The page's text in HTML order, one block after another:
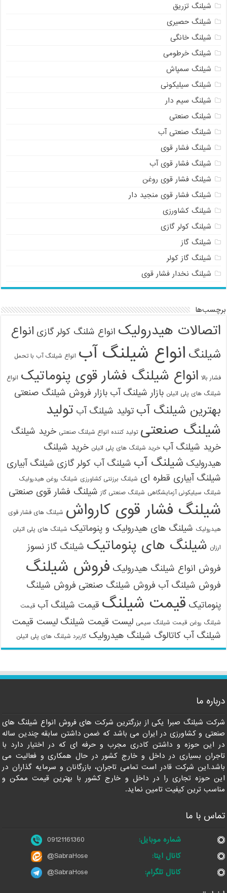
شیلنگ تزریق
شیلنگ حصیری
شیلنگ خانگی
شیلنگ خرطومی
شیلنگ سمپاش
شیلنگ سیلیکونی
شیلنگ سیم دار
شیلنگ صنعتی
شیلنگ صنعتی آب
شیلنگ فشار قوی
شیلنگ فشار قوی آب
شیلنگ فشار قوی روغن
شیلنگ فشار قوی منجید دار
شیلنگ کشاورزی
شیلنگ کولر گازی
شیلنگ گاز
شیلنگ گاز کولر
شیلنگ نخدار فشار قوی
برچسب‌ها
اتصالات هیدرولیک انواع شلنگ کولر گازی انواع
شیلنگ انواع شیلنگ آب انواع شیلنگ آب با تحمل
فشار بالا انواع شیلنگ فشار قوی پنوماتیک انواع
شیلنگ های پلی اتیلن بازار شیلنگ آب بازار فروش شیلنگ صنعتی
بهترین شیلنگ آب تولید شیلنگ آب تولید
شیلنگ صنعتی تولید کننده انواع شیلنگ صنعتی خرید شیلنگ
خرید شیلنگ آب خرید شیلنگ های پلی اتیلن خرید شیلنگ
هیدرولیک شیلنگ آب شیلنگ آب کولر گازی شیلنگ آبیاری
شیلنگ آبیاری قطره ای شیلنگ برزنتی کشاورزی شیلنگ روغن هیدرولیک
شیلنگ سیلیکونی آزمایشگاهی شیلنگ صنعتی گاز شیلنگ فشار قوی صنعتی
شیلنگ فشار قوی کارواش شیلنگ های فشار قوی
هیدرولیک شیلنگ های هیدرولیک و پنوماتیک شیلنگ های پلی اتیلن
ارزان شیلنگ های پنوماتیک شیلنگ گاز نسوز
فروش انواع شیلنگ هیدرولیک فروش شیلنگ
فروش شیلنگ آب فروش شیلنگ صنعتی فروش شیلنگ
پنوماتیک قیمت شیلنگ قیمت شیلنگ آب قیمت
شیلنگ روغن قیمت شیلنگ سیمی لیست قیمت شیلنگ لیست قیمت
شیلنگ آب کاتالوگ شیلنگ هیدرولیک کاربرد شیلنگ های پلی اتیلن
درباره ما
شرکت شیلنگ صبرا یکی از بزرگترین شرکت های فروش انواع شیلنگ های
صنعتی و کشاورزی در ایران می باشد که ضمن داشتن سابقه چندین ساله
در این حوزه و داشتن کادری مجرب و حرفه ای که در اختیار دارد با
تاجران بسیاری در داخل و خارج کشور در حال همکاری و فعالیت می
باشد.این شرکت قادر است تمامی تاجران، بازرگانان و سرمایه گذاران در
این حوزه تجاری را در داخل و خارج کشور با بهترین قیمت ممکن و
مناسب ترین کیفیت تامین نماید.
تماس با ما
شماره موبایل:
09121161360
کانال ایتا:
@SabraHose
کانال تلگرام:
@SabraHose